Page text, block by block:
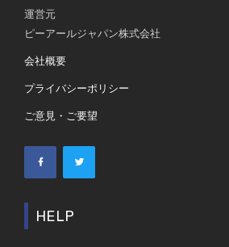
運営元
ピーアールジャパン株式会社
会社概要
プライバシーポリシー
ご意見・ご要望
HELP